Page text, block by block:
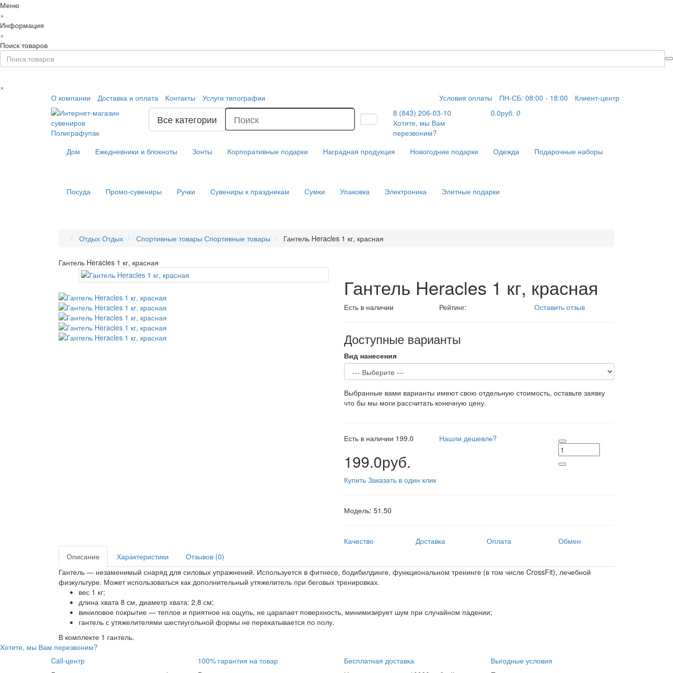
Меню
×
Информация
×
Поиск товаров
×
О компании
Доставка и оплата Контакты Услуги типографии Условия оплаты ПН-СБ: 08:00 - 18:00 Клиент-центр
Все категории
8 (843) 206-03-10
Хотите, мы Вам
перезвоним?
0.0руб. 0
Дом Ежедневники и блокноты Зонты Корпоративные подарки Наградная продукция Новогодние подарки Одежда Подарочные наборы
Посуда Промо-сувениры Ручки Сувениры к праздникам Сумки Упаковка Электроника Элитные подарки
Отдых Отдых Спортивные товары Спортивные товары Гантель Heracles 1 кг, красная
Гантель Heracles 1 кг, красная
Гантель Heracles 1 кг, красная
Есть в наличии Рейтинг: Оставить отзыв
Доступные варианты
Вид нанесения
Выбранные вами варианты имеют свою отдельную стоимость, оставьте заявку
что бы мы моги рассчитать конечную цену.
Есть в наличии 199.0
199.0руб.
Нашли дешевле?
Купить Заказать в один клик
Модель: 51.50
Качество Доставка Оплата
Обмен
Описание
Характеристики
Отзывов (0)
Гантель — незаменимый снаряд для силовых упражнений. Используется в фитнесе, бодибилдинге, функциональном тренинге (в том числе CrossFit), лечебной
физкультуре. Может использоваться как дополнительный утяжелитель при беговых тренировках.
вес 1 кг;
длина хвата 8 см, диаметр хвата: 2,8 см;
виниловое покрытие — теплое и приятное на ощупь, не царапает поверхность, минимизирует шум при случайном падении;
гантель с утяжелителями шестиугольной формы не перекатывается по полу.
В комплекте 1 гантель.
Хотите, мы Вам перезвоним?
Call-центр
100% гарантия на товар
Бесплатная доставка
Выгодные условия